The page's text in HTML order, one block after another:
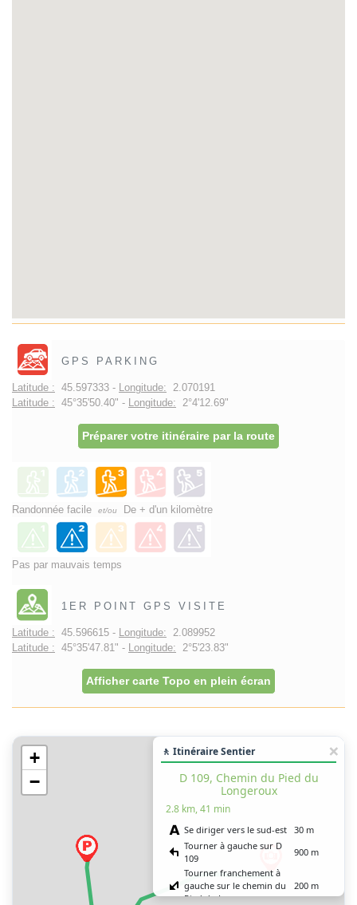
GPS PARKING
Latitude : 45.597333 - Longitude: 2.070191
Latitude : 45°35'50.40" - Longitude: 2°4'12.69"
Préparer votre itinéraire par la route
Randonnée facile et/ou De + d'un kilomètre
Pas par mauvais temps
1ER POINT GPS VISITE
Latitude : 45.596615 - Longitude: 2.089952
Latitude : 45°35'47.81" - Longitude: 2°5'23.83"
Afficher carte Topo en plein écran
+
−
🚶 Itinéraire Sentier
D 109, Chemin du Pied du
Longeroux
2.8 km, 41 min
Se diriger vers le sud-est 30 m
Tourner à gauche sur D
109
900 m
Tourner franchement à
gauche sur le chemin du
Pied du Longeroux
200 m